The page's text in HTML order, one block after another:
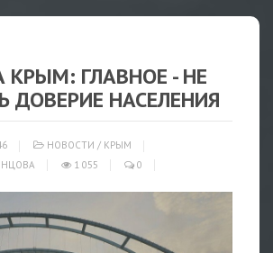
КРЫМ: ГЛАВНОЕ - НЕ
ДОВЕРИЕ НАСЕЛЕНИЯ
НОВОСТИ / КРЫМ
1 055 0